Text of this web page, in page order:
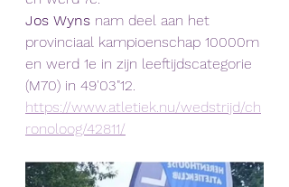
Jos Wyns nam deel aan het
provinciaal kampioenschap 10000m
en werd 1e in zijn leeftijdscategorie
(M70) in 49'03"12.
https://www.atletiek.nu/wedstrijd/ch
ronoloog/42811/